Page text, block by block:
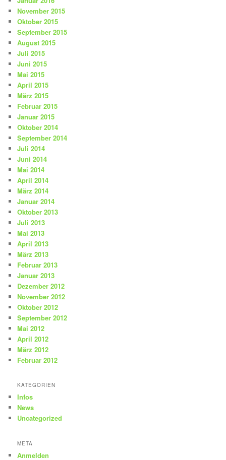
November 2015
Oktober 2015
September 2015
August 2015
Juli 2015
Juni 2015
Mai 2015
April 2015
März 2015
Februar 2015
Januar 2015
Oktober 2014
September 2014
Juli 2014
Juni 2014
Mai 2014
April 2014
März 2014
Januar 2014
Oktober 2013
Juli 2013
Mai 2013
April 2013
März 2013
Februar 2013
Januar 2013
Dezember 2012
November 2012
Oktober 2012
September 2012
Mai 2012
April 2012
März 2012
Februar 2012
KATEGORIEN
Infos
News
Uncategorized
META
Anmelden